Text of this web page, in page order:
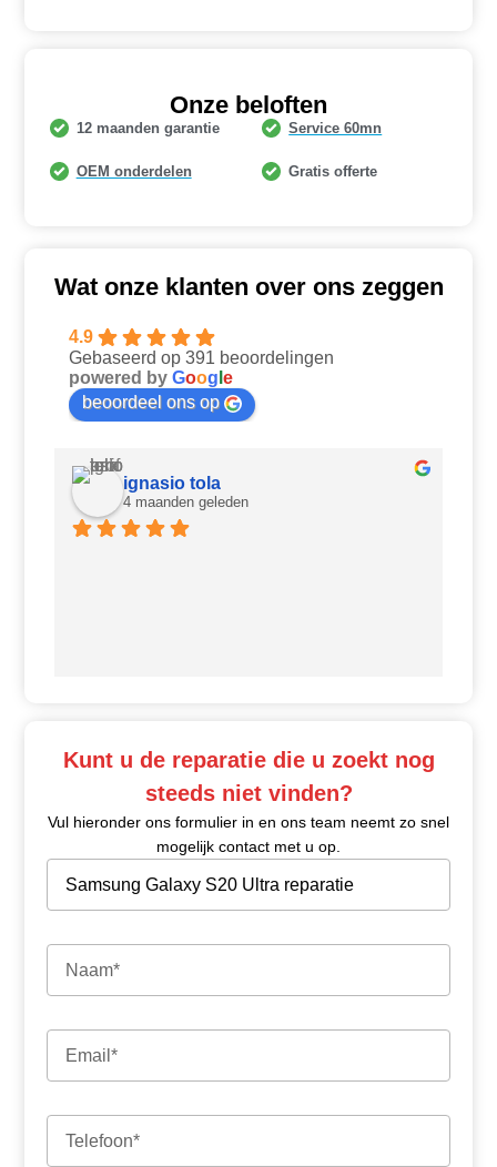
Onze beloften
12 maanden garantie Service 60mn
OEM onderdelen Gratis offerte
Wat onze klanten over ons zeggen
4.9
Gebaseerd op 391 beoordelingen
powered byGoog le
beoordeel ons op
ignasio tola
4 maanden geleden
Kunt u de reparatie die u zoekt nog
steeds niet vinden?
Vul hieronder ons formulier in en ons team neemt zo snel
mogelijk contact met u op.